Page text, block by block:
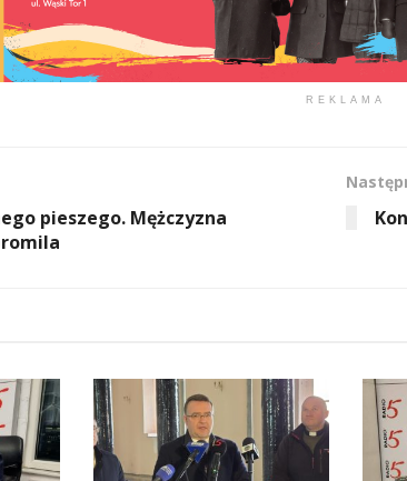
REKLAMA
pieszego. Mężczyzna